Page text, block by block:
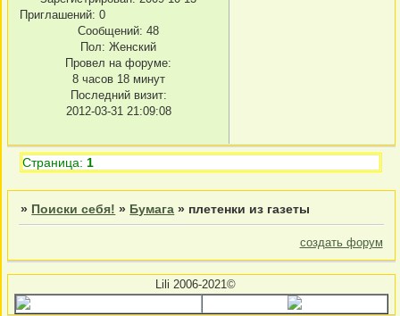
Приглашений: 0
Сообщений: 48
Пол: Женский
Провел на форуме:
8 часов 18 минут
Последний визит:
2012-03-31 21:09:08
Страница: 1
» Поиски себя! » Бумага » плетенки из газеты
создать форум
Lili 2006-2021©